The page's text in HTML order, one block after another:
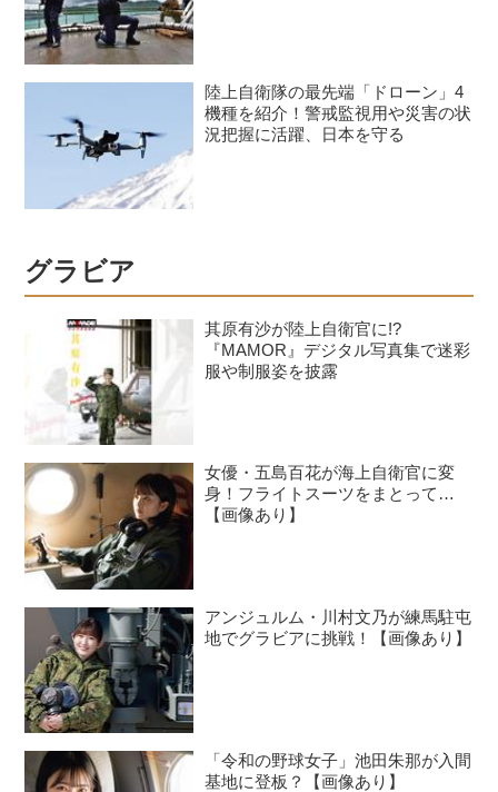
陸上自衛隊の最先端「ドローン」4
機種を紹介！警戒監視用や災害の状
況把握に活躍、日本を守る
グラビア
其原有沙が陸上自衛官に!?
『MAMOR』デジタル写真集で迷彩
服や制服姿を披露
女優・五島百花が海上自衛官に変
身！フライトスーツをまとって…
【画像あり】
アンジュルム・川村文乃が練馬駐屯
地でグラビアに挑戦！【画像あり】
「令和の野球女子」池田朱那が入間
基地に登板？【画像あり】